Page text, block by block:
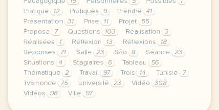
Pratique
12 Pratiques 9 Prendre
41
Présentation
31 Prise 11 Projet
55
Propose
7 Questions 103 Réalisation
3
Réalisées
1 Réflexion 13 Réflexions
18
Réponses
71 Salle 23 São 8 Séance
23
Situations
4 Stagiaires 6 Tableau
56
Thématique
2 Travail 97 Trois 14 Tunisie
7
Tv5monde
75 Université 23 Vidéo
308
Vidéos
96 Ville 97
le respect de votre vie privee est une priorite